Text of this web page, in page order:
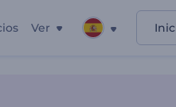
Ver